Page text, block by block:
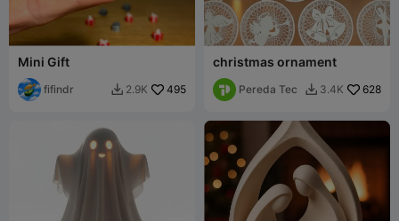
Mini Gift
fifindr  2.9K 495
christmas ornament
Pereda Tec  3.4K 628